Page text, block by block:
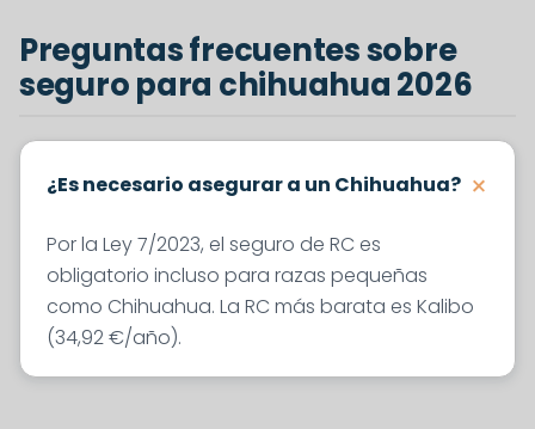
Preguntas frecuentes sobre
seguro para chihuahua 2026
¿Es necesario asegurar a un Chihuahua?
Por la Ley 7/2023, el seguro de RC es
obligatorio incluso para razas pequeñas
como Chihuahua. La RC más barata es Kalibo
(34,92 €/año).